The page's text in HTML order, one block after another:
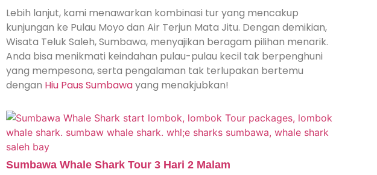
Lebih lanjut, kami menawarkan kombinasi tur yang mencakup
kunjungan ke Pulau Moyo dan Air Terjun Mata Jitu. Dengan demikian,
Wisata Teluk Saleh, Sumbawa, menyajikan beragam pilihan menarik.
Anda bisa menikmati keindahan pulau-pulau kecil tak berpenghuni
yang mempesona, serta pengalaman tak terlupakan bertemu
dengan Hiu Paus Sumbawayang menakjubkan!
Sumbawa Whale Shark Tour 3 Hari 2 Malam